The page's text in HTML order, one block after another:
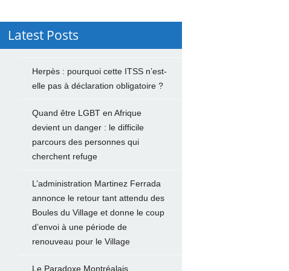
Latest Posts
Herpès : pourquoi cette ITSS n’est-
elle pas à déclaration obligatoire ?
Quand être LGBT en Afrique
devient un danger : le difficile
parcours des personnes qui
cherchent refuge
L’administration Martinez Ferrada
annonce le retour tant attendu des
Boules du Village et donne le coup
d’envoi à une période de
renouveau pour le Village
Le Paradoxe Montréalais